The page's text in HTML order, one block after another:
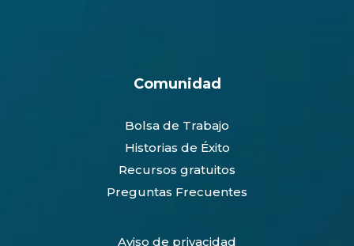
Comunidad
Bolsa de Trabajo
Historias de Éxito
Recursos gratuitos
Preguntas Frecuentes
Aviso de privacidad